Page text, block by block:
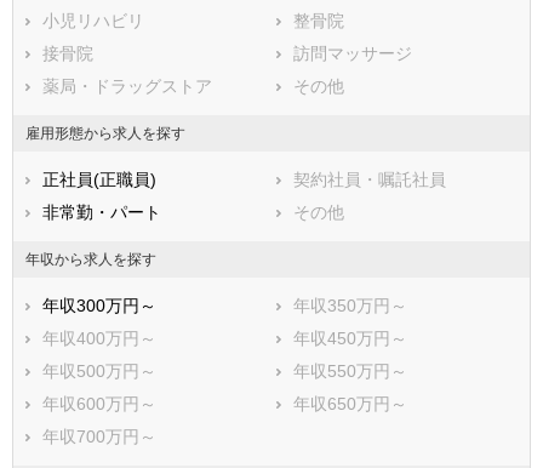
川崎市すべて
川崎市川崎区
川崎市幸区
川崎市中原区
川崎市高津区
相模原市すべて
相模原市緑区
相模原市中央区
相模原市南区
横須賀市
平塚市
鎌倉市
藤沢市
小田原市
茅ヶ崎市
逗子市
三浦市
秦野市
小児リハビリ
整骨院
接骨院
訪問マッサージ
薬局・ドラッグストア
その他
雇用形態から求人を探す
正社員(正職員)
契約社員・嘱託社員
非常勤・パート
その他
年収から求人を探す
年収300万円～
年収350万円～
年収400万円～
年収450万円～
年収500万円～
年収550万円～
年収600万円～
年収650万円～
年収700万円～